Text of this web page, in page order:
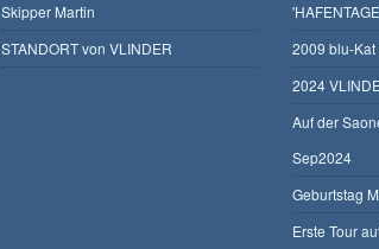
Skipper Martin
STANDORT von VLINDER
'HAFENTAGE
2009 blu-
2024
Auf der
Sep2024
Geburtstag
Erste Tour